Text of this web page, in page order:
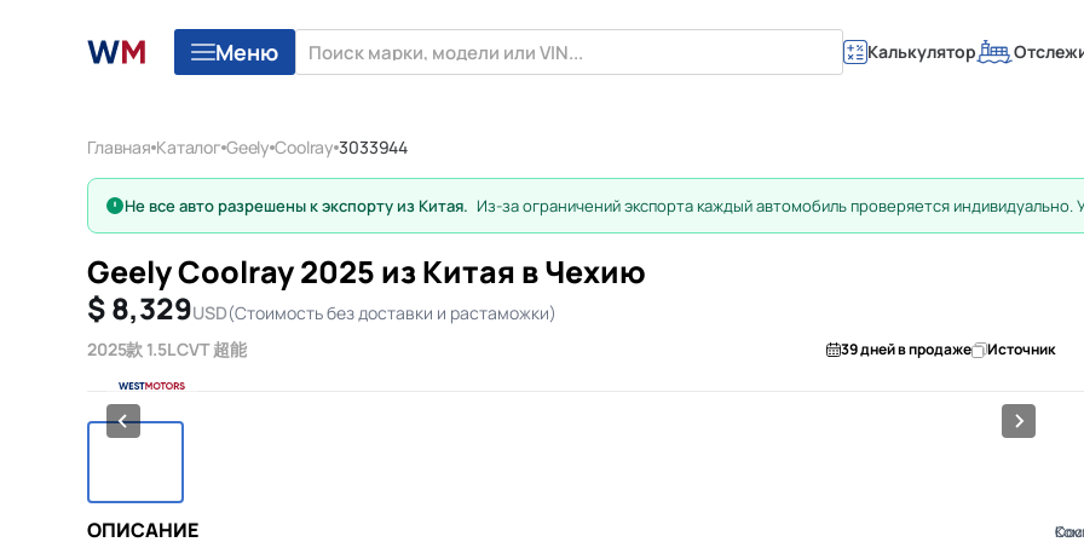
Меню Калькулятор
Главная Каталог Geely Coolray 3033944
Не все авто разрешены к экспорту из Китая. Из-за ограничений экспорта каждый автомобиль проверяется
Geely Coolray 2025 из Китая в Чехию
$ 8,329USD(Стоимость без доставки и растаможки)
2025款 1.5L CVT 超能
39 дней в продаже
Источник
ОПИСАНИЕ